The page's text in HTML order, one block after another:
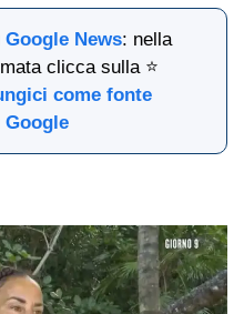
Google News: nella
clicca sulla ⭐
come fonte